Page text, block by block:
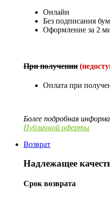
Онлайн
Без подписания
Оформление за 2
При получении
Оплата при
Более подробная
Публичной оферты
Возврат
Надлежащее
Срок возврата